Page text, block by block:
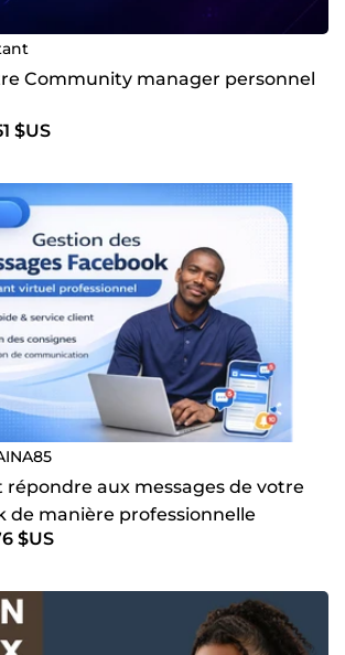
Community manager personnel
$US
répondre aux messages de votre
de manière professionnelle
$US